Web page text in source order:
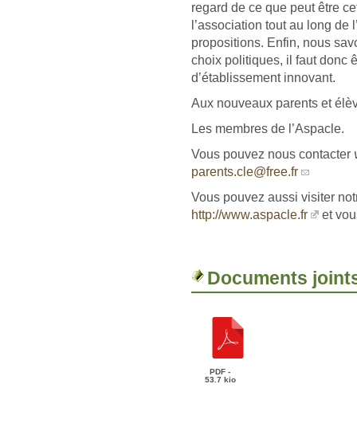
regard de ce que peut être
l’association tout au long de
propositions. Enfin, nous
choix politiques, il faut donc
d’établissement innovant.
Aux nouveaux parents et
Les membres de l’Aspacle.
Vous pouvez nous contacter
parents.cle@free.fr
Vous pouvez aussi visiter
http://www.aspacle.fr
et
Documents
PDF -
53.7 kio